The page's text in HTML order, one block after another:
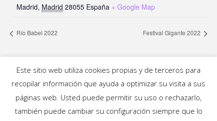
Madrid, Madrid 28055 España + Google Map
Río Babel 2022 Festival Gigante 2022
GALERÍAS
QUIÉNES SOMOS
Este sitio web utiliza cookies propias y de terceros para
recopilar información que ayuda a optimizar su visita a sus
páginas web. Usted puede permitir su uso o rechazarlo,
también puede cambiar su configuración siempre que lo